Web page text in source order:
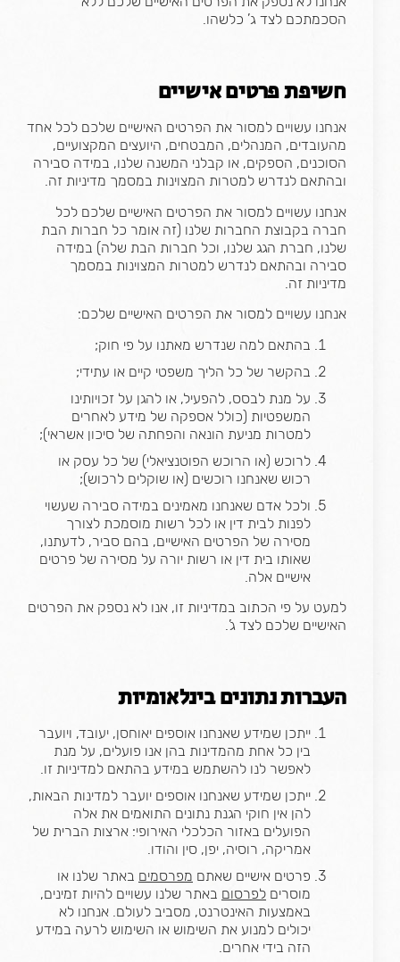
הסכמתכם לצד ג’ כלשהו.
חשיפת פרטים אישיים
אנחנו עשויים למסור את הפרטים האישיים שלכם לכל אחד
מהעובדים, המנהלים, המבטחים, היועצים המקצועיים,
הסוכנים, הספקים, או קבלני המשנה שלנו, במידה סבירה
ובהתאם לנדרש למטרות המצוינות במסמך מדיניות זה.
אנחנו עשויים למסור את הפרטים האישיים שלכם לכל
חברה בקבוצת החברות שלנו (זה אומר כל חברות הבת
שלנו, חברת הגג שלנו, וכל חברות הבת שלה) במידה
סבירה ובהתאם לנדרש למטרות המצוינות במסמך
מדיניות זה.
אנחנו עשויים למסור את הפרטים האישיים שלכם:
בהתאם למה שנדרש מאתנו על פי חוק;
בהקשר של כל הליך משפטי קיים או עתידי;
על מנת לבסס, להפעיל, או להגן על זכויותינו
המשפטיות (כולל אספקה של מידע לאחרים
למטרות מניעת הונאה והפחתה של סיכון אשראי);
לרוכש (או הרוכש הפוטנציאלי) של כל עסק או
רכוש שאנחנו רוכשים (או שוקלים לרכוש);
ולכל אדם שאנחנו מאמינים במידה סבירה שעשוי
לפנות לבית דין או לכל רשות מוסמכת לצורך
מסירה של הפרטים האישיים, בהם סביר, לדעתנו,
שאותו בית דין או רשות יורה על מסירה של פרטים
אישיים אלה.
למעט על פי הכתוב במדיניות זו, אנו לא נספק את הפרטים
האישיים שלכם לצד ג’.
העברות נתונים בינלאומיות
ייתכן שמידע שאנחנו אוספים יאוחסן, יעובד, ויועבר
בין כל אחת מהמדינות בהן אנו פועלים, על מנת
לאפשר לנו להשתמש במידע בהתאם למדיניות זו.
ייתכן שמידע שאנחנו אוספים יועבר למדינות הבאות,
להן אין חוקי הגנת נתונים התואמים את אלה
הפועלים באזור הכלכלי האירופי: ארצות הברית של
אמריקה, רוסיה, יפן, סין והודו.
פרטים אישיים שאתם מפרסמים באתר שלנו או
מוסרים לפרסום באתר שלנו עשויים להיות זמינים,
באמצעות האינטרנט, מסביב לעולם. אנחנו לא
יכולים למנוע את השימוש או השימוש לרעה במידע
הזה בידי אחרים.